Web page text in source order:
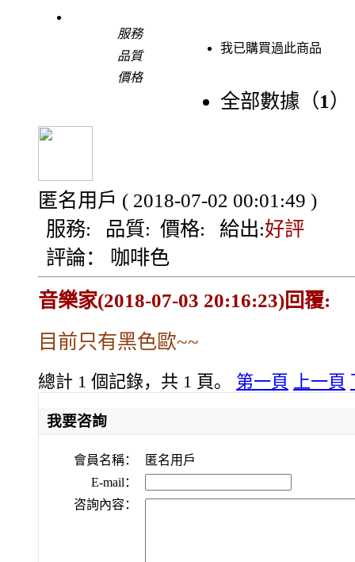
服務
品質
價格
我已購買過此商品
全部數據（1）
匿名用戶 ( 2018-07-02 00:01:49 )
服務: 品質: 價格: 給出:好評
評論：
咖啡色
音樂家(2018-07-03 20:16:23)回覆:
目前只有黑色歐~~
總計 1 個記錄，共 1 頁。 第一頁 上一頁
我要咨詢
會員名稱：
匿名用戶
E-mail：
咨詢內容：